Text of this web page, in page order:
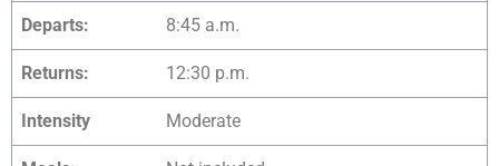
Departs: 8:45 a.m.
Returns: 12:30 p.m.
Intensity Moderate